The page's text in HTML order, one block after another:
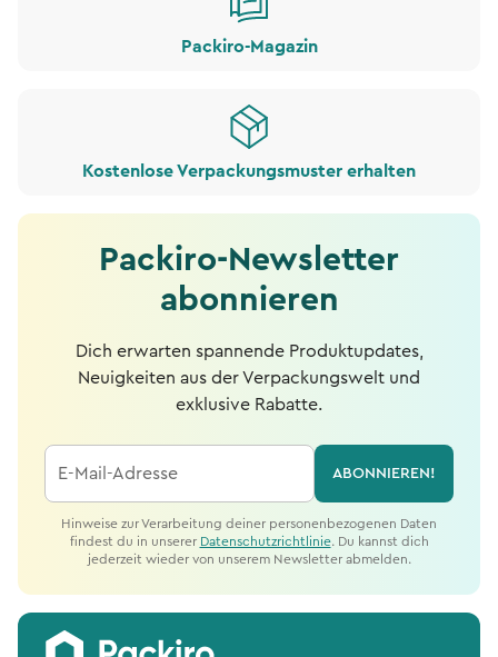
Packiro-Magazin
Kostenlose Verpackungsmuster erhalten
Packiro-Newsletter
abonnieren
Dich erwarten spannende Produktupdates,
Neuigkeiten aus der Verpackungswelt und
exklusive Rabatte.
E-Mail-Adresse ABONNIEREN!
Hinweise zur Verarbeitung deiner personenbezogenen Daten
findest du in unserer Datenschutzrichtlinie. Du kannst dich
jederzeit wieder von unserem Newsletter abmelden.